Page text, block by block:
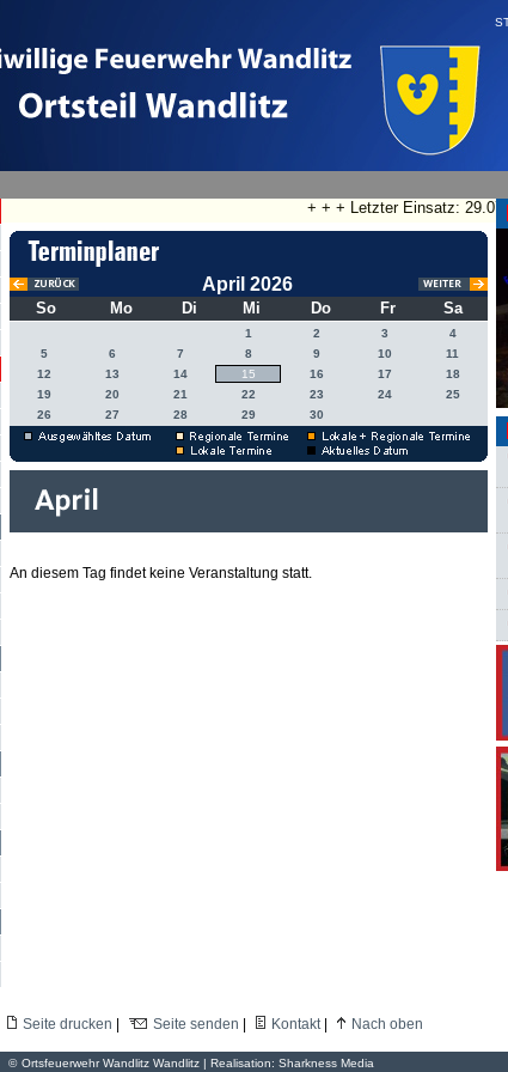
+ + + Letzter Einsatz:
April 2026
So Mo Di Mi Do Fr Sa
1 2 3
4
5
6 7 8 9 10
11
12
13 14 15 16 17
18
19
20 21 22 23 24
25
26
27 28 29 30
An diesem Tag findet keine Veranstaltung statt.
Seite drucken Seite senden Kontakt| Nach oben
© Ortsfeuerwehr Wandlitz Wandlitz | Realisation: Sharkness Media